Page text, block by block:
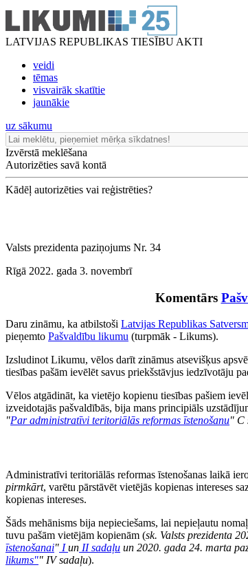
LATVIJAS REPUBLIKAS TIESĪBU AKTI
veidi
tēmas
visvairāk skatītie
jaunākie
uz sākumu
Izvērstā meklēšana
Autorizēties savā kontā
Kādēļ autorizēties vai reģistrēties?
Valsts prezidenta paziņojums Nr. 34
Rīgā 2022. gada 3. novembrī
Komentārs
Daru zināmu, ka atbilstoši Latvijas Republikas
pieņemto Pašvaldību likumu (turpmāk - Likums).
Izsludinot Likumu, vēlos darīt zināmus atsevišķus
tiesības pašām ievēlēt savus priekšstāvjus iedzīvotāju
Vēlos atgādināt, ka vietējo kopienu tiesības pašiem
izveidotajās pašvaldībās, bija mans principiāls
"Par administratīvi teritoriālās reformas īstenošanu" C
Administratīvi teritoriālās reformas īstenošanas laikā
pirmkārt, varētu pārstāvēt vietējās kopienas intereses
kopienas intereses.
Šāds mehānisms bija nepieciešams, lai nepieļautu
tuvu pašām vietējām kopienām (sk. Valsts prezidenta
īstenošanai" Iun II sadaļu un 2020. gada 24. marta
likums"" IV sadaļu).